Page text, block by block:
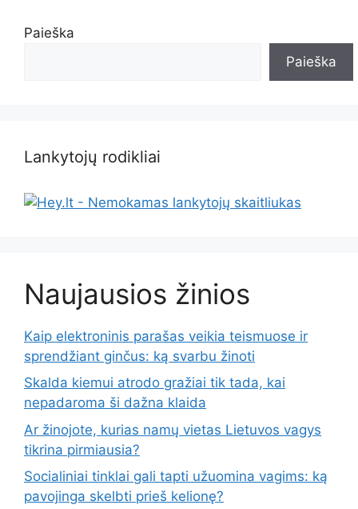
Paieška
Paieška
Lankytojų rodikliai
Naujausios žinios
Kaip elektroninis parašas veikia teismuose ir
sprendžiant ginčus: ką svarbu žinoti
Skalda kiemui atrodo gražiai tik tada, kai
nepadaroma ši dažna klaida
Ar žinojote, kurias namų vietas Lietuvos vagys
tikrina pirmiausia?
Socialiniai tinklai gali tapti užuomina vagims: ką
pavojinga skelbti prieš kelionę?